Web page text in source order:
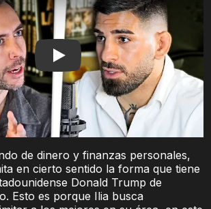
Play
de dinero y finanzas personales,
en cierto sentido la forma que tiene
Donald Trump de
Esto es porque Ilia busca